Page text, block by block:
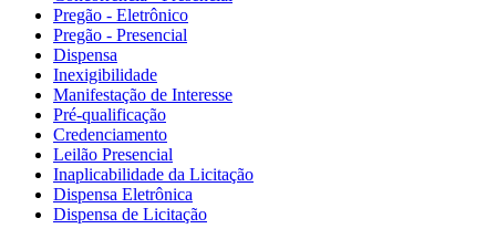
Pregão - Eletrônico
Pregão - Presencial
Dispensa
Inexigibilidade
Manifestação de Interesse
Pré-qualificação
Credenciamento
Leilão Presencial
Inaplicabilidade da Licitação
Dispensa Eletrônica
Dispensa de Licitação